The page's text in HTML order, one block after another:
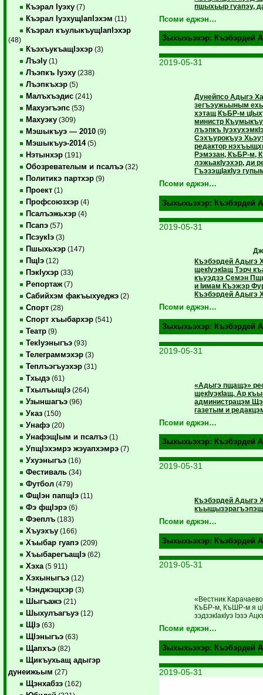
Къэрал Iуэху (7)
Къэрал IуэхущIапIэхэм (11)
Къэрал къулыкъущIапIэхэр
(48)
КъэхъукъащIэхэр (3)
ЛъэIу (1)
Лъэпкъ Iуэху (238)
Лъэпкъхэр (5)
Малъхъэдис (241)
Махуэгъэпс (53)
Махуэку (309)
Мэшыкъуэ — 2010 (9)
Мэшыкъуэ-2014(5)
Нэтынхэр (191)
Обозревателым и псалъэ (32)
Политикэ партхэр (9)
Проект (1)
Профсоюзхэр (4)
Псалъэжьхэр (4)
Псапэ (57)
ПсэукIэ (3)
Пшыхьхэр (147)
ПщIэ (12)
ПэкIухэр (33)
Репортаж (7)
Сабийхэм факъыхуеджэ (2)
Спорт (28)
Спорт хъыбархэр (541)
Театр (9)
ТекIуэныгъэ (93)
Телеграммэхэр (3)
Теплъэгъуэхэр (31)
Тхыдэ (61)
ТхылъыщIэ (264)
Узыншагъэ (96)
Указ (150)
Унафэ (20)
УнафэщIым и псалъэ (1)
УпщIэхэмрэ жэуапхэмрэ (7)
Ухуэныгъэ (16)
Фестиваль (34)
Футбол (479)
ФщIэн папщIэ (11)
Фэ фщIэрэ (6)
Фэеплъ (183)
Хъуэхъу (166)
Хъыбар гуапэ (209)
ХъыбарегъащIэ (62)
Хэха (5 911)
Хэхыныгъэ (12)
Чэнджэщхэр (3)
Шыгъажэ (21)
Шыхулъагъуэ (12)
ЩIэ (63)
ЩIэныгъэ (63)
Щапхъэ (82)
Щикъухьащ адыгэр
дунеижьым (27)
Щэнхабзэ (162)
пшыхьыр гуапэу,
Псоми еджэн…
Зыхыхьэхэр: Къэбэрдей
2019-05-31
Дунейпсо Адыгэ
зегъэужьыным
хэтащ КъБР-м
министр
лъэпкъ
Сэхъурокъуэ
редактор
Рэмэзан, КъБР-м,
лэжьакIуэхэр, ди
ГъэзэщIакIуэ
Псоми еджэн…
Зыхыхьэхэр: Къэбэрдей
2019-05-31
Къэбэрдей Адыгэ
щекIуэкIащ Тэрч
къуэдзэ Семэн
и Iимам Къэжэр
Къэбэрдей Адыгэ
Псоми еджэн…
Зыхыхьэхэр: Къэбэрдей
2019-05-31
«Адыгэ пщащэ»
щекIуэкIащ. Ар
администрацэм
газетым и
Псоми еджэн…
Зыхыхьэхэр: Къэбэрдей
2019-05-31
Къэбэрдей Адыгэ
къыщызэрагъэпэщ
Псоми еджэн…
Зыхыхьэхэр: Къэбэрдей
2019-05-31
«Вестник
КъБР-м, КъШР-м я
зэдзэкIакIуэ Iэзэ
Псоми еджэн…
Зыхыхьэхэр: Къэбэрдей
2019-05-31